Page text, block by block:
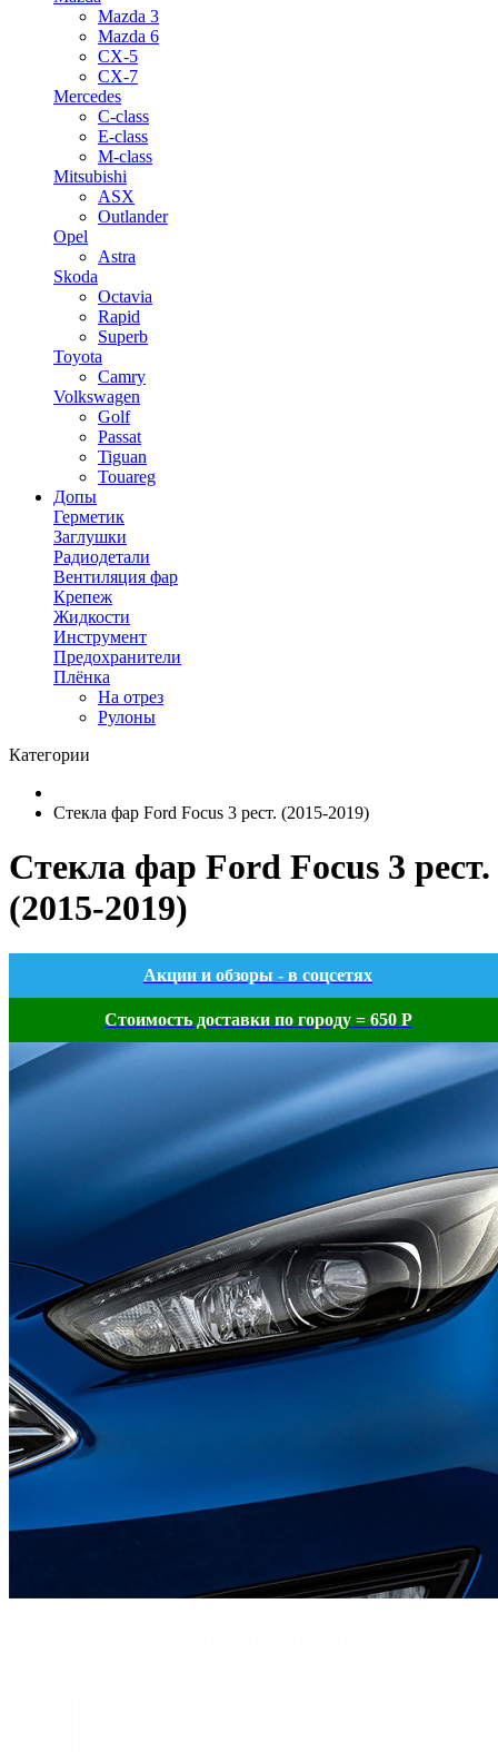
Mazda 3
Mazda 6
CX-5
CX-7
Mercedes
C-class
E-class
M-class
Mitsubishi
ASX
Outlander
Opel
Astra
Skoda
Octavia
Rapid
Superb
Toyota
Camry
Volkswagen
Golf
Passat
Tiguan
Touareg
Допы
Герметик
Заглушки
Радиодетали
Вентиляция фар
Крепеж
Жидкости
Инструмент
Предохранители
Плёнка
На отрез
Рулоны
Категории
Стекла фар Ford Focus 3 рест. (2015-2019)
Стекла фар Ford Focus 3 рест.
(2015-2019)
Акции и обзоры - в соцсетях
Стоимость доставки по городу = 650 Р